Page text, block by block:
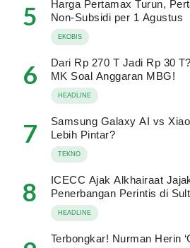
5
Harga Pertamax Turun,
Non-Subsidi per 1 Agustus
EKOBIS
6
Dari Rp 270 T Jadi Rp 30
MK Soal Anggaran MBG!
HEADLINE
7
Samsung Galaxy AI vs
Lebih Pintar?
TEKNO
8
ICECC Ajak Alkhairaat
Penerbangan Perintis di
HEADLINE
Terbongkar! Nurman Herin